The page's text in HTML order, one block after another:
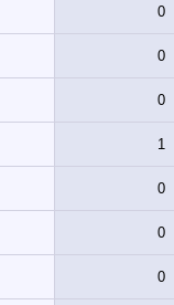
0
0
0
1
0
0
0